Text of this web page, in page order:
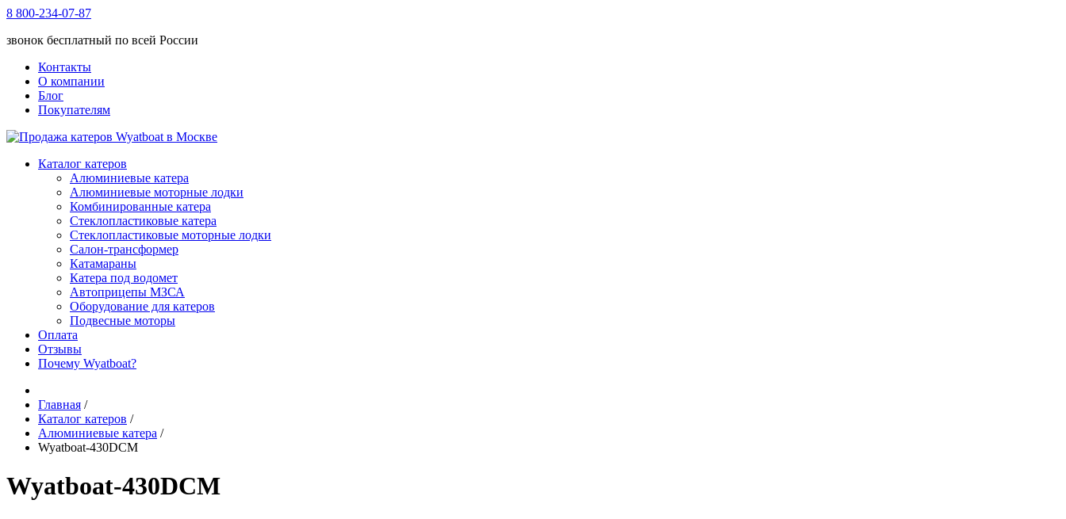
8 800-234-07-87
звонок бесплатный по всей России
Контакты
О компании
Блог
Покупателям
Каталог катеров
Алюминиевые катера
Алюминиевые моторные лодки
Комбинированные катера
Стеклопластиковые катера
Стеклопластиковые моторные лодки
Салон-трансформер
Катамараны
Катера под водомет
Автоприцепы МЗСА
Оборудование для катеров
Подвесные моторы
Оплата
Отзывы
Почему Wyatboat?
Главная /
Каталог катеров /
Алюминиевые катера /
Wyatboat-430DCM
Wyatboat-430DCM